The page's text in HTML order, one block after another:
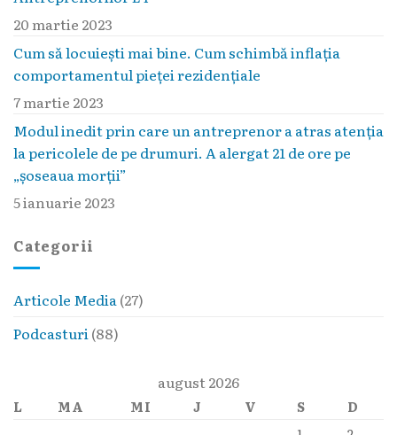
20 martie 2023
Cum să locuieşti mai bine. Cum schimbă inflaţia
comportamentul pieţei rezidenţiale
7 martie 2023
Modul inedit prin care un antreprenor a atras atenția
la pericolele de pe drumuri. A alergat 21 de ore pe
„șoseaua morții”
5 ianuarie 2023
Categorii
Articole Media (27)
Podcasturi (88)
august 2026
L MA MI J V S
D